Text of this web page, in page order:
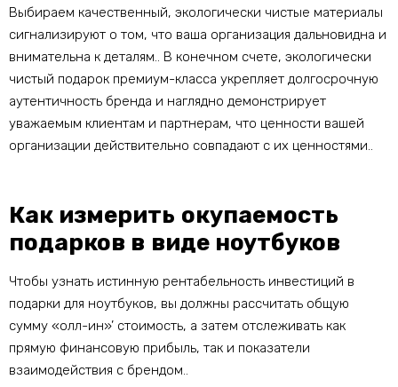
Выбираем качественный, экологически чистые материалы
сигнализируют о том, что ваша организация дальновидна и
внимательна к деталям.. В конечном счете, экологически
чистый подарок премиум-класса укрепляет долгосрочную
аутентичность бренда и наглядно демонстрирует
уважаемым клиентам и партнерам, что ценности вашей
организации действительно совпадают с их ценностями..
Как измерить окупаемость
подарков в виде ноутбуков
Чтобы узнать истинную рентабельность инвестиций в
подарки для ноутбуков, вы должны рассчитать общую
сумму «олл-ин»’ стоимость, а затем отслеживать как
прямую финансовую прибыль, так и показатели
взаимодействия с брендом..